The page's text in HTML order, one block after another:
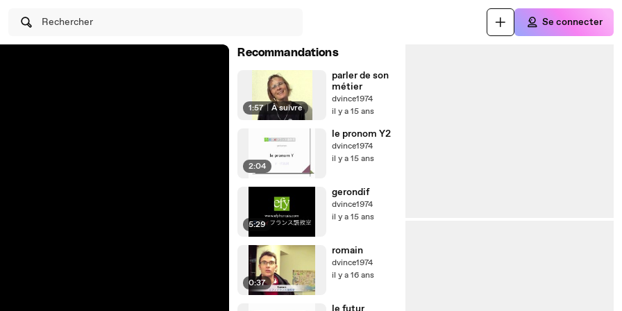
Rechercher Se connecter
Recommandations
1:57 À suivre
parler de son
métier
dvince1974
il y a 15 ans
2:04
le pronom Y2
dvince1974
il y a 15 ans
5:29
gerondif
dvince1974
il y a 15 ans
0:37
romain
dvince1974
il y a 16 ans